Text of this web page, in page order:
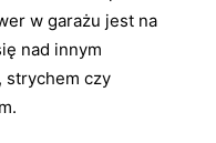
w garażu jest na
nad innym
strychem czy